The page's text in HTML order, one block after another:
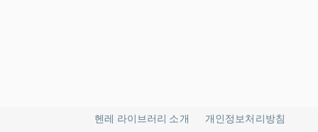
헨레 라이브러리 소개 개인정보처리방침